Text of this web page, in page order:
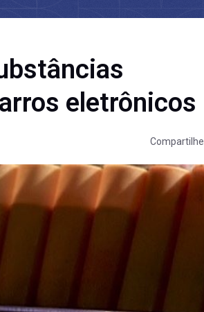
eletrônicos
Compartilhe